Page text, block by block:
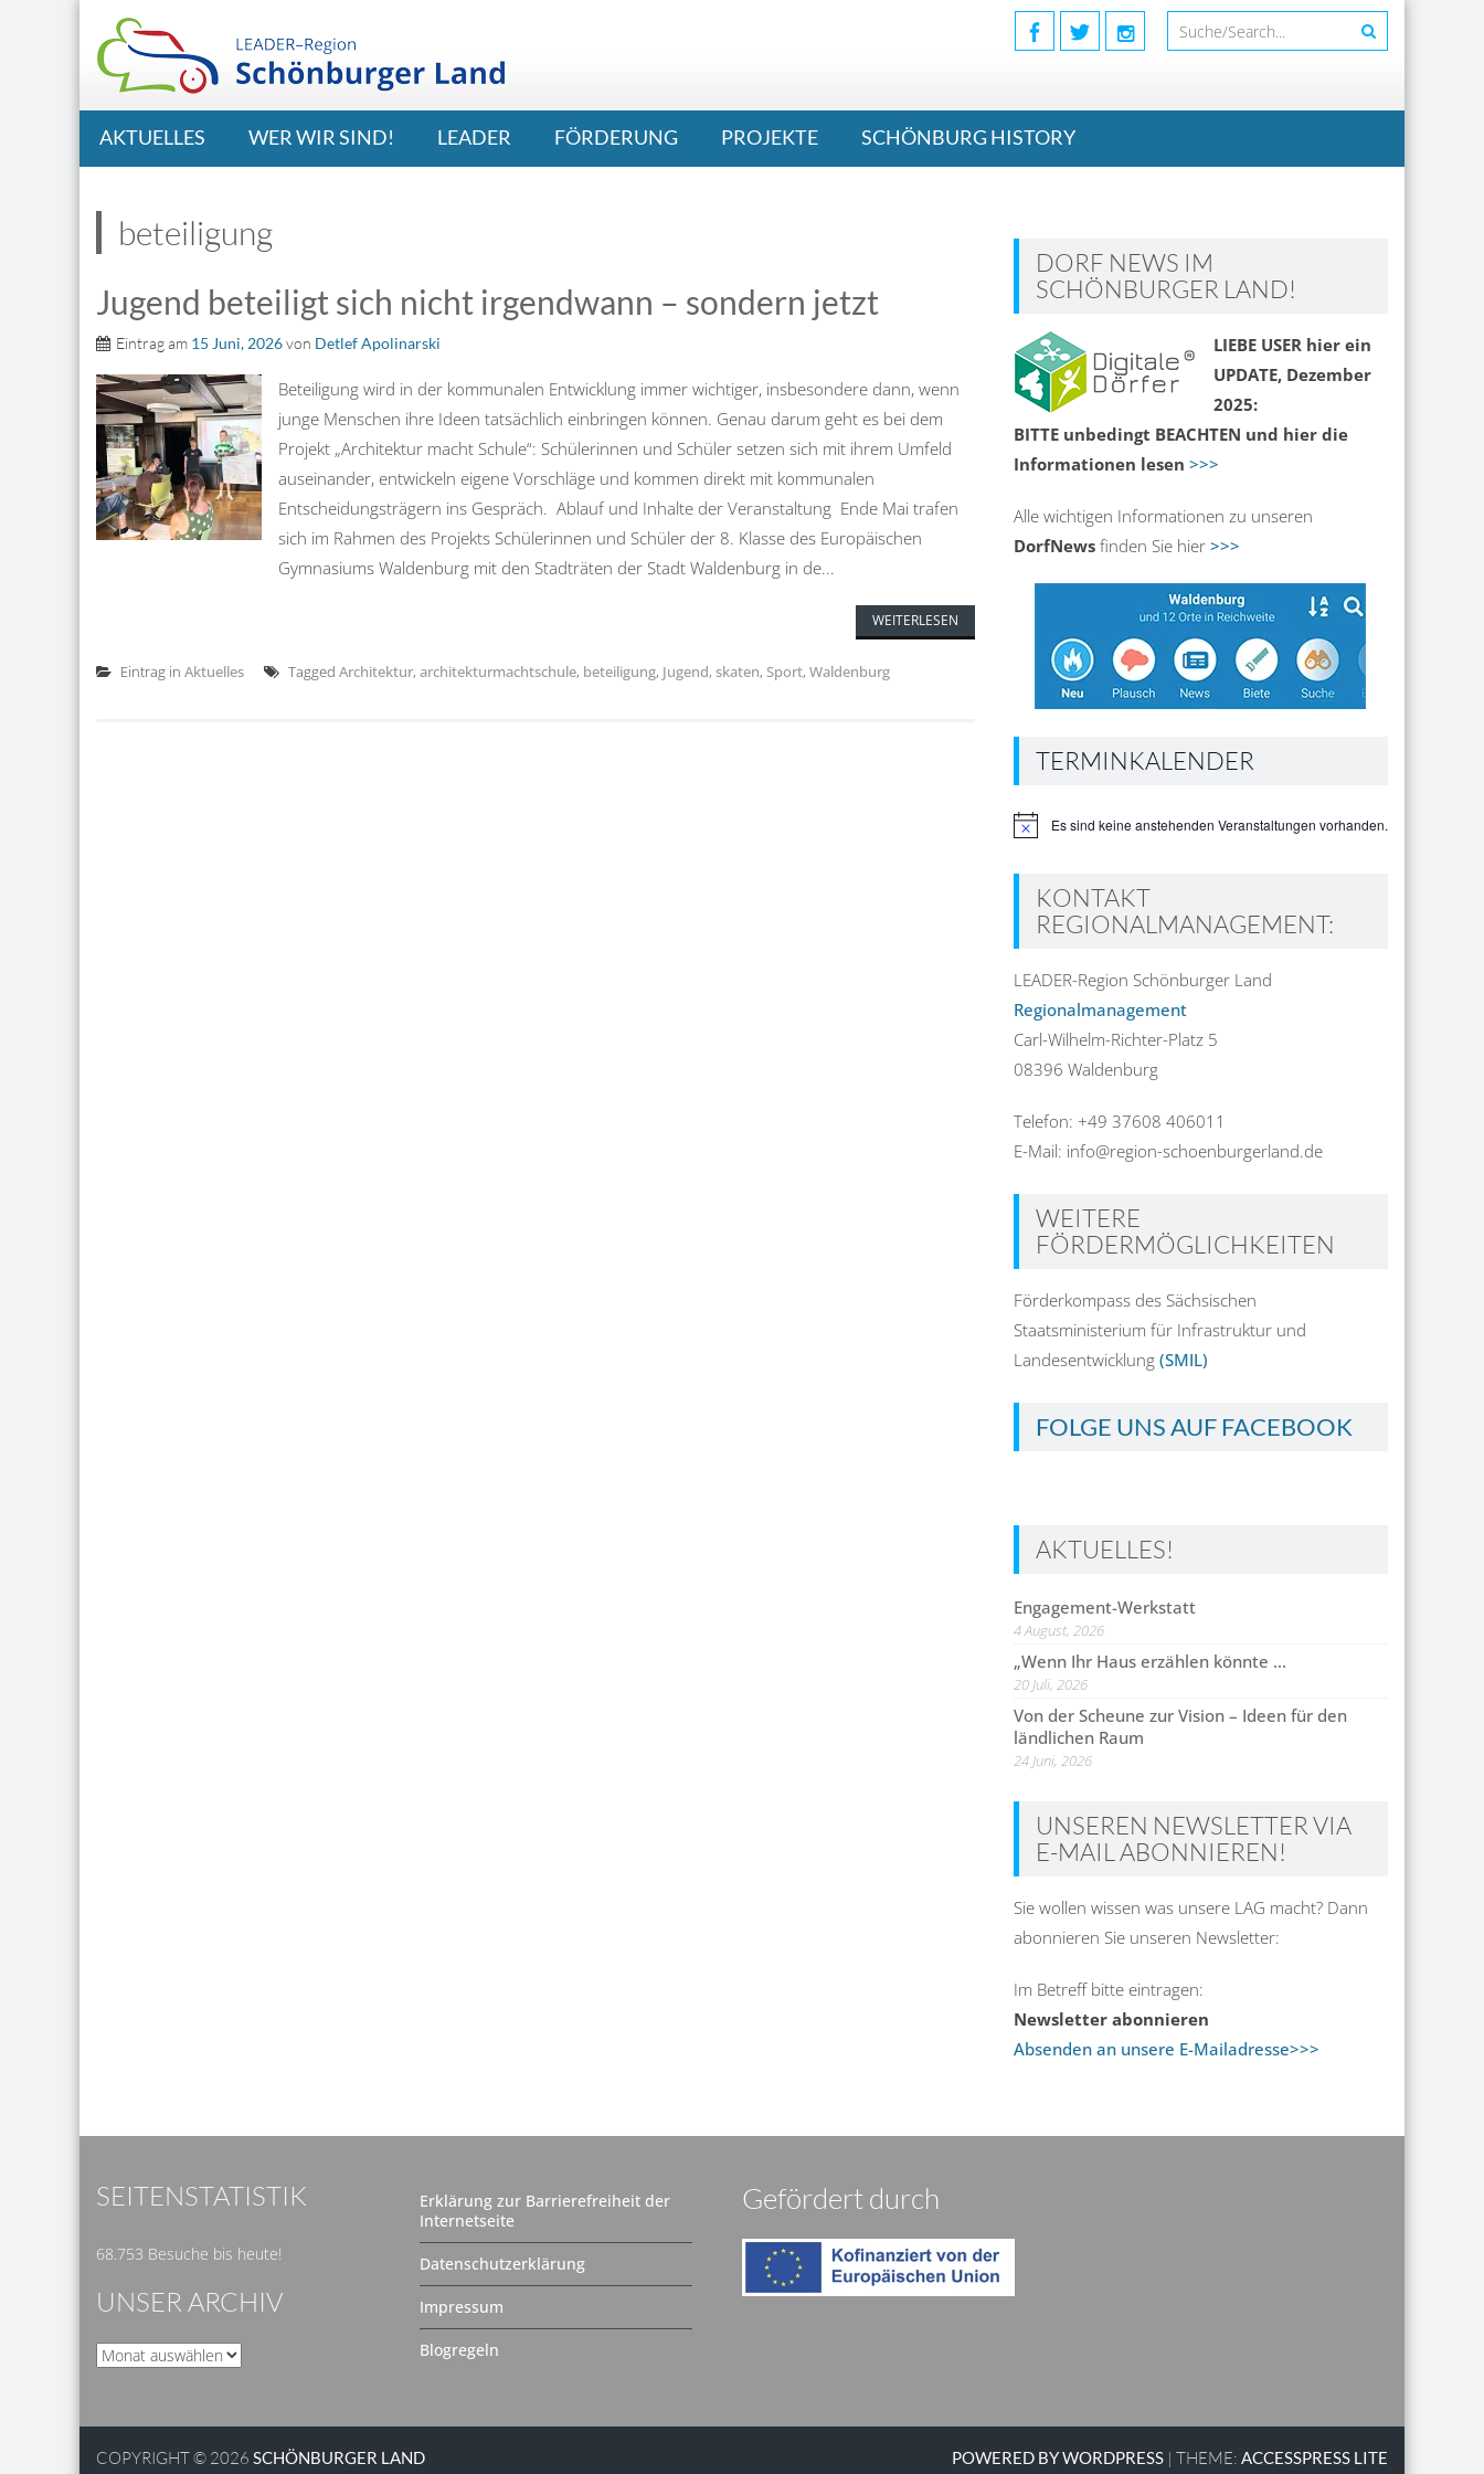
AKTUELLES WER WIR SIND! LEADER FÖRDERUNG PROJEKTE SCHÖNBURG HISTORY
beteiligung
Jugend beteiligt sich nicht irgendwann – sondern jetzt
Eintrag am 15 Juni, 2026von Detlef Apolinarski
Beteiligung wird in der kommunalen Entwicklung immer wichtiger, insbesondere dann, wenn
junge Menschen ihre Ideen tatsächlich einbringen können. Genau darum geht es bei dem
Projekt „Architektur macht Schule“: Schülerinnen und Schüler setzen sich mit ihrem Umfeld
auseinander, entwickeln eigene Vorschläge und kommen direkt mit kommunalen
Entscheidungsträgern ins Gespräch. Ablauf und Inhalte der Veranstaltung Ende Mai trafen
sich im Rahmen des Projekts Schülerinnen und Schüler der 8. Klasse des Europäischen
Gymnasiums Waldenburg mit den Stadträten der Stadt Waldenburg in de...
WEITERLESEN
Eintrag in Aktuelles Tagged Architektur, architekturmachtschule, beteiligung, Jugend, skaten, Sport, Waldenburg
DORF NEWS IM
SCHÖNBURGER LAND!
LIEBE USER hier ein
UPDATE, Dezember
2025:
BITTE unbedingt BEACHTEN und hier die
Informationen lesen >>>
Alle wichtigen Informationen zu unseren
DorfNewsfinden Sie hier >>>
TERMINKALENDER
HinweisEs sind keine anstehenden Veranstaltungen vorhanden.
KONTAKT
REGIONALMANAGEMENT:
LEADER-Region Schönburger Land
Regionalmanagement
Carl-Wilhelm-Richter-Platz 5
08396 Waldenburg
Telefon: +49 37608 406011
E-Mail: info@region-schoenburgerland.de
WEITERE
FÖRDERMÖGLICHKEITEN
Förderkompass des Sächsischen
Staatsministerium für Infrastruktur und
Landesentwicklung (SMIL)
FOLGE UNS AUF FACEBOOK
AKTUELLES!
Engagement-Werkstatt
4 August, 2026
„Wenn Ihr Haus erzählen könnte …
20 Juli, 2026
Von der Scheune zur Vision – Ideen für den
ländlichen Raum
24 Juni, 2026
UNSEREN NEWSLETTER VIA
E-MAIL ABONNIEREN!
Sie wollen wissen was unsere LAG macht? Dann
abonnieren Sie unseren Newsletter:
Im Betreff bitte eintragen:
Newsletter abonnieren
Absenden an unsere E-Mailadresse>>>
SEITENSTATISTIK
68.753 Besuche bis heute!
UNSER ARCHIV
Unser
Erklärung zur Barrierefreiheit der
Internetseite
Datenschutzerklärung
Impressum
Blogregeln
Gefördert durch
POWERED BY WORDPRESS | THEME: ACCESSPRESS LITE
COPYRIGHT © 2026 SCHÖNBURGER LAND